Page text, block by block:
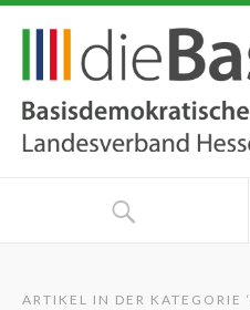
ARTIKEL IN DER KATEGORIE ‘